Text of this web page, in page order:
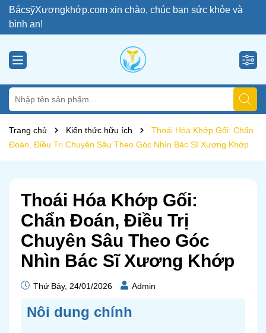
BácsỹXươngkhớp.com xin chào, chúc bạn sức khỏe và
bình an!
Trang chủ Kiến thức hữu ích
Thoái Hóa Khớp Gối: Chẩn
Đoán, Điều Trị Chuyên Sâu Theo Góc Nhìn Bác Sĩ Xương Khớp
Thoái Hóa Khớp Gối:
Chẩn Đoán, Điều Trị
Chuyên Sâu Theo Góc
Nhìn Bác Sĩ Xương Khớp
Thứ Bảy, 24/01/2026 Admin
Nôi dung chính